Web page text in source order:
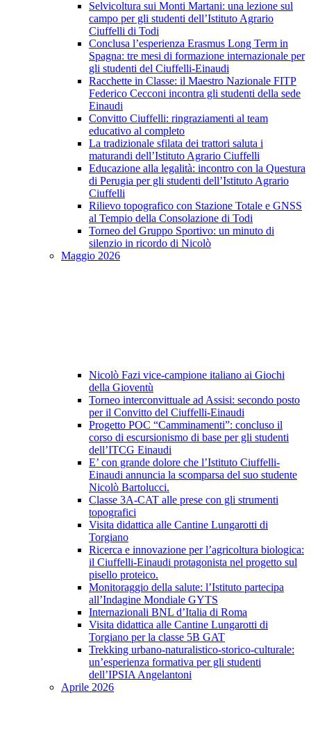
Selvicoltura sui Monti Martani: una lezione sul
campo per gli studenti dell’Istituto Agrario
Ciuffelli di Todi
Conclusa l’esperienza Erasmus Long Term in
Spagna: tre mesi di formazione internazionale per
gli studenti del Ciuffelli-Einaudi
Racchette in Classe: il Maestro Nazionale FITP
Federico Cecconi incontra gli studenti della sede
Einaudi
Convitto Ciuffelli: ringraziamenti al team
educativo al completo
La tradizionale sfilata dei trattori saluta i
maturandi dell’Istituto Agrario Ciuffelli
Educazione alla legalità: incontro con la Questura
di Perugia per gli studenti dell’Istituto Agrario
Ciuffelli
Rilievo topografico con Stazione Totale e GNSS
al Tempio della Consolazione di Todi
Torneo del Gruppo Sportivo: un minuto di
silenzio in ricordo di Nicolò
Maggio 2026
Nicolò Fazi vice-campione italiano ai Giochi
della Gioventù
Torneo interconvittuale ad Assisi: secondo posto
per il Convitto del Ciuffelli-Einaudi
Progetto POC “Camminamenti”: concluso il
corso di escursionismo di base per gli studenti
dell’ITCG Einaudi
E’ con grande dolore che l’Istituto Ciuffelli-
Einaudi annuncia la scomparsa del suo studente
Nicolò Bartolucci.
Classe 3A-CAT alle prese con gli strumenti
topografici
Visita didattica alle Cantine Lungarotti di
Torgiano
Ricerca e innovazione per l’agricoltura biologica:
il Ciuffelli-Einaudi protagonista nel progetto sul
pisello proteico.
Monitoraggio della salute: l’Istituto partecipa
all’Indagine Mondiale GYTS
Internazionali BNL d’Italia di Roma
Visita didattica alle Cantine Lungarotti di
Torgiano per la classe 5B GAT
Trekking urbano-naturalistico-storico-culturale:
un’esperienza formativa per gli studenti
dell’IPSIA Angelantoni
Aprile 2026